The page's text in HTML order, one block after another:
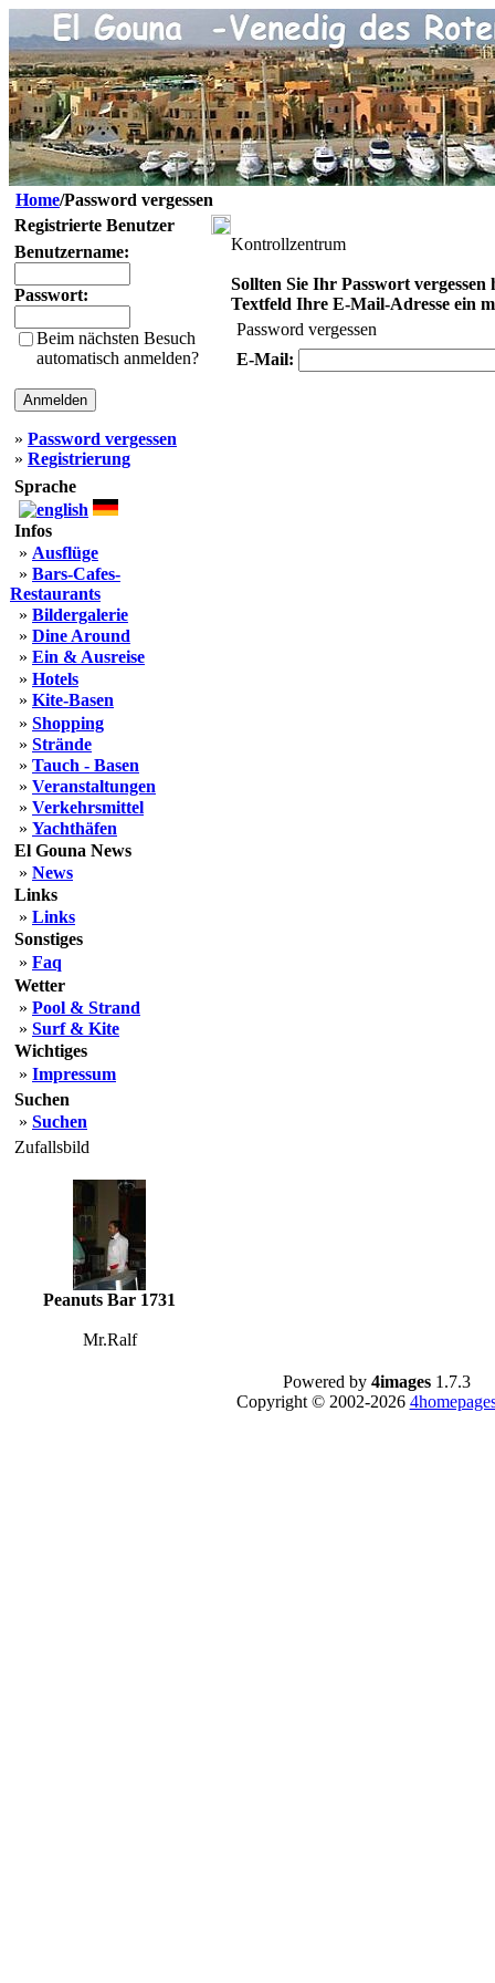
Home/Password vergessen
Registrierte Benutzer
Benutzername:
Passwort:
Beim nächsten Besuch
automatisch anmelden?
» Password vergessen
» Registrierung
Sprache
Infos
» Ausflüge
» Bars-Cafes-
Restaurants
» Bildergalerie
» Dine Around
» Ein & Ausreise
» Hotels
» Kite-Basen
» Shopping
» Strände
» Tauch - Basen
» Veranstaltungen
» Verkehrsmittel
» Yachthäfen
El Gouna News
» News
Links
» Links
Sonstiges
» Faq
Wetter
» Pool & Strand
» Surf & Kite
Wichtiges
» Impressum
Suchen
» Suchen
Zufallsbild
Peanuts Bar 1731
Mr.Ralf
Kontrollzentrum
Sollten Sie Ihr Passwort
Textfeld Ihre E-Mail-Adresse ein
Password vergessen
E-Mail:
Powered by 4images 1.7.3
Copyright © 2002-2026